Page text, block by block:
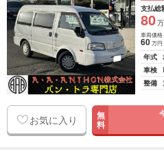
支払総
80
車両価格
60万円
年式
車検
整備
お気に入り 無
料